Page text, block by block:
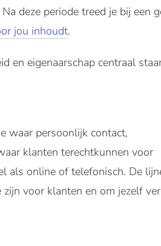
deze periode treed je bij een
jou inhoudt.
en eigenaarschap centraal
waar persoonlijk contact,
klanten terechtkunnen voor
als online of telefonisch. De
voor klanten en om jezelf